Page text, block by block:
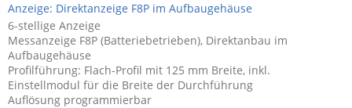
Anzeige: Direktanzeige F8P im Aufbaugehäuse
6-stellige Anzeige
Messanzeige F8P (Batteriebetrieben), Direktanbau im
Aufbaugehäuse
Profilführung: Flach-Profil mit 125 mm Breite, inkl.
Einstellmodul für die Breite der Durchführung
Auflösung programmierbar